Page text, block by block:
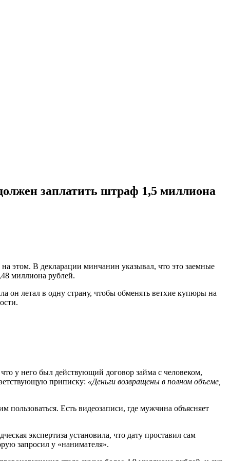
заплатить штраф 1,5 миллиона
этом. В декларации минчанин указывал, что это заемные
миллиона рублей.
он летал в одну страну, чтобы обменять ветхие купюры на
у него был действующий договор займа с человеком,
приписку: «Деньги возвращены в полном объеме,
Есть видеозаписи, где мужчина объясняет
экспертиза установила, что дату проставил сам
запросил у «нанимателя».